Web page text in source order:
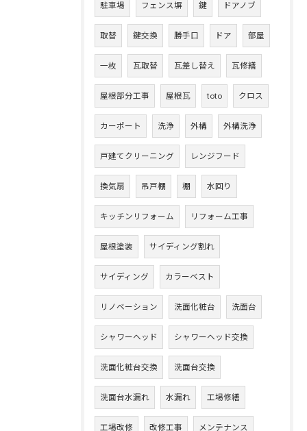
駐車場 フェンス塀 鍵 ドアノブ
取替 鍵交換 勝手口 ドア 部屋
一枚 瓦取替 瓦差し替え 瓦修繕
屋根部分工事 屋根瓦 toto クロス
カーポート 洗浄 外構 外構洗浄
戸建てクリーニング レンジフード
換気扇 吊戸棚 棚 水回り
キッチンリフォーム リフォーム工事
屋根塗装 サイディング割れ
サイディング カラーベスト
リノベーション 洗面化粧台 洗面台
シャワーヘッド シャワーヘッド交換
洗面化粧台交換 洗面台交換
洗面台水漏れ 水漏れ 工場修繕
工場改修 改修工事 メンテナンス